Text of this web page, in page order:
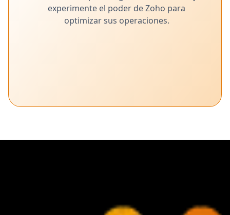
experimente el poder de Zoho para
optimizar sus operaciones.